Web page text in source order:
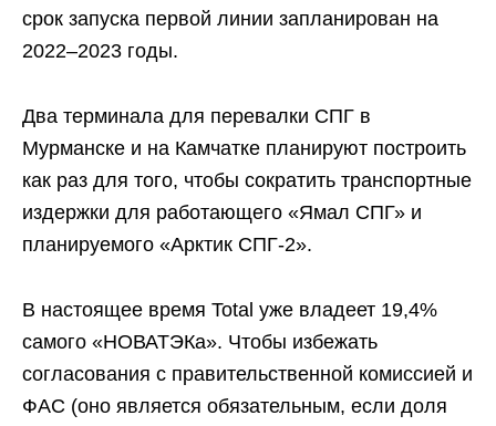
срок запуска первой линии запланирован на
2022–2023 годы.
Два терминала для перевалки СПГ в
Мурманске и на Камчатке планируют построить
как раз для того, чтобы сократить транспортные
издержки для работающего «Ямал СПГ» и
планируемого «Арктик СПГ-2».
В настоящее время Total уже владеет 19,4%
самого «НОВАТЭКа». Чтобы избежать
согласования с правительственной комиссией и
ФАС (оно является обязательным, если доля